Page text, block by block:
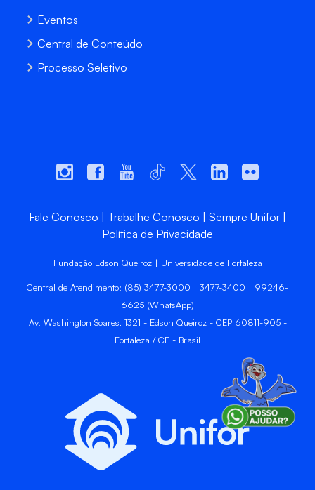
Eventos
Central de Conteúdo
Processo Seletivo
Fale Conosco Trabalhe Conosco
Sempre Unifor
Política de Privacidade
Fundação Edson Queiroz | Universidade de Fortaleza
Central de Atendimento: (85) 3477-3000 | 3477-3400 | 99246-
6625 (WhatsApp)
Av. Washington Soares, 1321 - Edson Queiroz - CEP 60811-905 -
Fortaleza / CE - Brasil